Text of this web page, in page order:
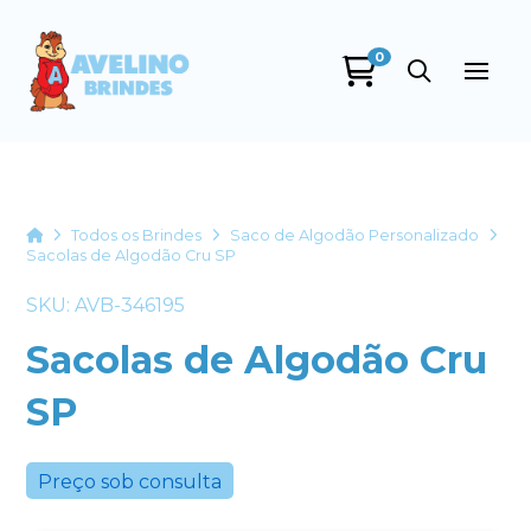
0
HomeTodos os Brindes
Saco de Algodão Personalizado
Sacolas de Algodão Cru SP
SKU: AVB-346195
Sacolas de Algodão Cru
SP
Preço sob consulta